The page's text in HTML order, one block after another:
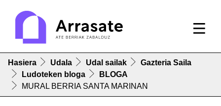
Hasiera Udala Udal sailak
Gazteria Saila
Ludoteken bloga
BLOGA
MURAL BERRIA SANTA MARINAN